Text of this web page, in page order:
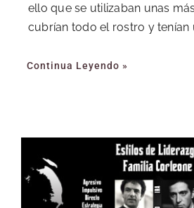
ello que se utilizaban unas
cubrían todo el rostro y tenían
Continua Leyendo »